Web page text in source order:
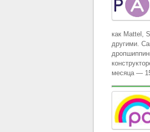
как Mattel,
другими.
месяца —